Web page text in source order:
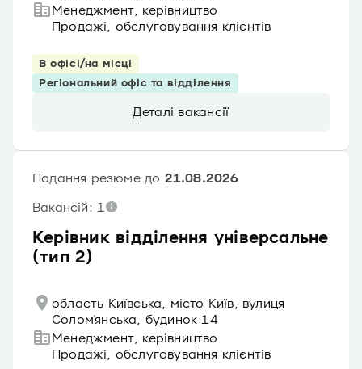
Менеджмент, керівництво
Продажі, обслуговування клієнтів
В офісі/на місці
Регіональний офіс та відділення
Деталі вакансії
Керівник відділення універсальне
(тип 2)
Подання резюме до 21.08.2026
Вакансій: 1
область Київська, місто Київ, вулиця
Солом'янська, будинок 14
Менеджмент, керівництво
Продажі, обслуговування клієнтів